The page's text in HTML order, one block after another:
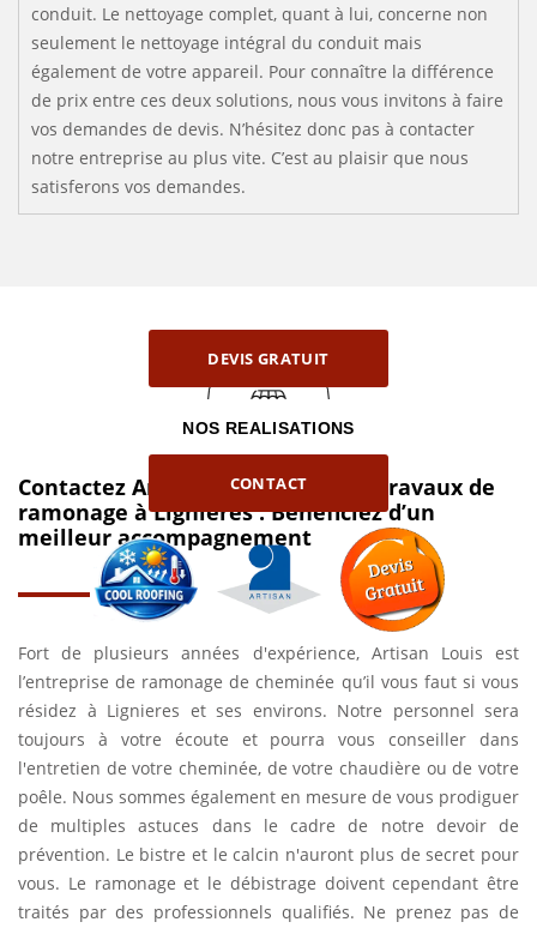
DEVIS GRATUIT
NOS REALISATIONS
CONTACT
conduit. Le nettoyage complet, quant à lui, concerne non
seulement le nettoyage intégral du conduit mais
également de votre appareil. Pour connaître la différence
de prix entre ces deux solutions, nous vous invitons à faire
vos demandes de devis. N’hésitez donc pas à contacter
notre entreprise au plus vite. C’est au plaisir que nous
satisferons vos demandes.
Contactez Artisan Louis pour vos travaux de
ramonage à Lignieres : Bénéficiez d’un
meilleur accompagnement
Fort de plusieurs années d'expérience, Artisan Louis est
l’entreprise de ramonage de cheminée qu’il vous faut si vous
résidez à Lignieres et ses environs. Notre personnel sera
toujours à votre écoute et pourra vous conseiller dans
l'entretien de votre cheminée, de votre chaudière ou de votre
poêle. Nous sommes également en mesure de vous prodiguer
de multiples astuces dans le cadre de notre devoir de
prévention. Le bistre et le calcin n'auront plus de secret pour
vous. Le ramonage et le débistrage doivent cependant être
traités par des professionnels qualifiés. Ne prenez pas de